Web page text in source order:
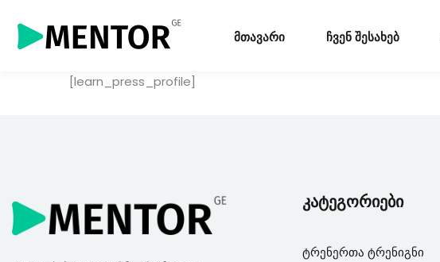
მთავარი ჩვენ შესახებ
[learn_press_profile]
კატეგორიები
ტრენერთა ტრენიგნი